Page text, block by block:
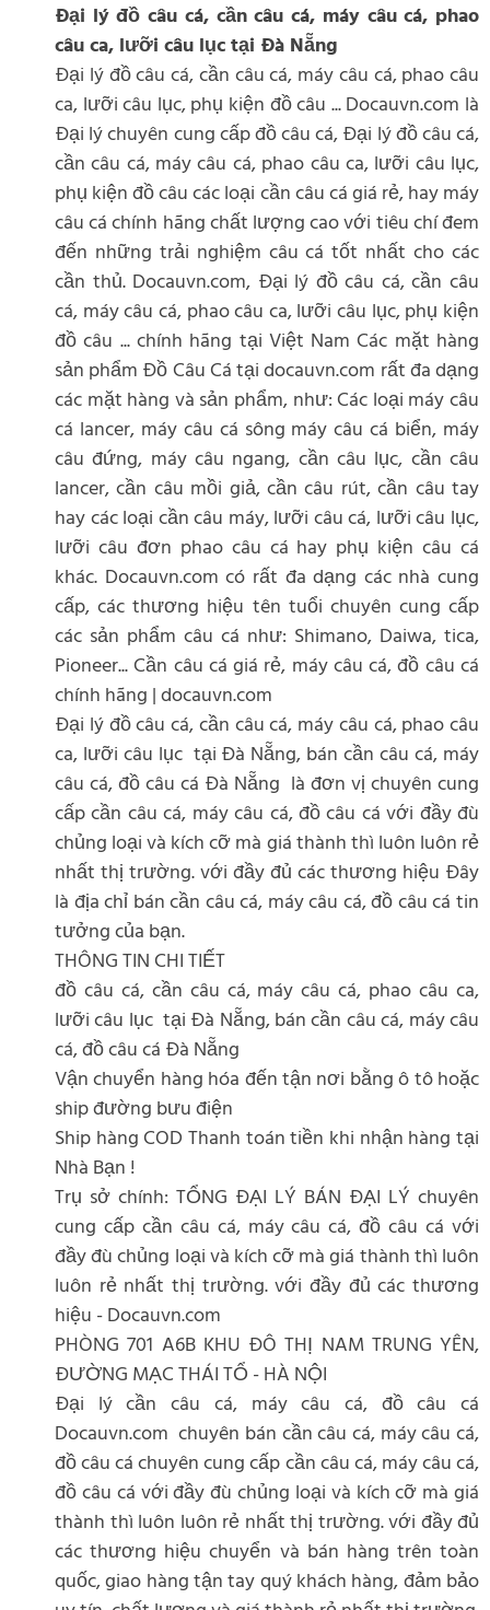
Đại lý đồ câu cá, cần câu cá, máy câu cá, phao
câu ca, lưỡi câu lục tại Đà Nẵng
Đại lý đồ câu cá, cần câu cá, máy câu cá, phao câu
ca, lưỡi câu lục, phụ kiện đồ câu ... Docauvn.com là
Đại lý chuyên cung cấp đồ câu cá, Đại lý đồ câu cá,
cần câu cá, máy câu cá, phao câu ca, lưỡi câu lục,
phụ kiện đồ câu các loại cần câu cá giá rẻ, hay máy
câu cá chính hãng chất lượng cao với tiêu chí đem
đến những trải nghiệm câu cá tốt nhất cho các
cần thủ. Docauvn.com, Đại lý đồ câu cá, cần câu
cá, máy câu cá, phao câu ca, lưỡi câu lục, phụ kiện
đồ câu ... chính hãng tại Việt Nam Các mặt hàng
sản phẩm Đồ Câu Cá tại docauvn.com rất đa dạng
các mặt hàng và sản phẩm, như: Các loại máy câu
cá lancer, máy câu cá sông máy câu cá biển, máy
câu đứng, máy câu ngang, cần câu lục, cần câu
lancer, cần câu mồi giả, cần câu rút, cần câu tay
hay các loại cần câu máy, lưỡi câu cá, lưỡi câu lục,
lưỡi câu đơn phao câu cá hay phụ kiện câu cá
khác. Docauvn.com có rất đa dạng các nhà cung
cấp, các thương hiệu tên tuổi chuyên cung cấp
các sản phẩm câu cá như: Shimano, Daiwa, tica,
Pioneer... Cần câu cá giá rẻ, máy câu cá, đồ câu cá
chính hãng | docauvn.com
Đại lý đồ câu cá, cần câu cá, máy câu cá, phao câu
ca, lưỡi câu lục tại Đà Nẵng, bán cần câu cá, máy
câu cá, đồ câu cá Đà Nẵng là đơn vị chuyên cung
cấp cần câu cá, máy câu cá, đồ câu cá với đầy đù
chủng loại và kích cỡ mà giá thành thì luôn luôn rẻ
nhất thị trường. với đầy đủ các thương hiệu Đây
là địa chỉ bán cần câu cá, máy câu cá, đồ câu cá tin
tưởng của bạn.
THÔNG TIN CHI TIẾT
đồ câu cá, cần câu cá, máy câu cá, phao câu ca,
lưỡi câu lục tại Đà Nẵng, bán cần câu cá, máy câu
cá, đồ câu cá Đà Nẵng
Vận chuyển hàng hóa đến tận nơi bằng ô tô hoặc
ship đường bưu điện
Ship hàng COD Thanh toán tiền khi nhận hàng tại
Nhà Bạn !
Trụ sở chính: TỔNG ĐẠI LÝ BÁN ĐẠI LÝ chuyên
cung cấp cần câu cá, máy câu cá, đồ câu cá với
đầy đù chủng loại và kích cỡ mà giá thành thì luôn
luôn rẻ nhất thị trường. với đầy đủ các thương
hiệu - Docauvn.com
PHÒNG 701 A6B KHU ĐÔ THỊ NAM TRUNG YÊN,
ĐƯỜNG MẠC THÁI TỔ - HÀ NỘI
Đại lý cần câu cá, máy câu cá, đồ câu cá
Docauvn.com chuyên bán cần câu cá, máy câu cá,
đồ câu cá chuyên cung cấp cần câu cá, máy câu cá,
đồ câu cá với đầy đù chủng loại và kích cỡ mà giá
thành thì luôn luôn rẻ nhất thị trường. với đầy đủ
các thương hiệu chuyển và bán hàng trên toàn
quốc, giao hàng tận tay quý khách hàng, đảm bảo